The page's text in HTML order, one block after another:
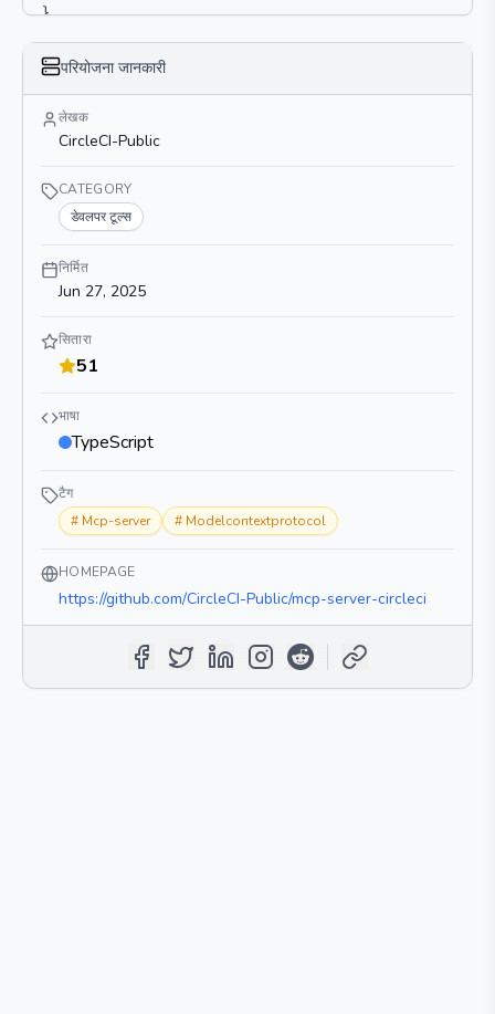
}
परियोजना जानकारी
लेखक
CircleCI-Public
CATEGORY
डेवलपर टूल्स
निर्मित
Jun 27, 2025
सितारा
51
भाषा
TypeScript
टैग
# Mcp-server # Modelcontextprotocol
HOMEPAGE
https://github.com/CircleCI-Public/mcp-server-circleci